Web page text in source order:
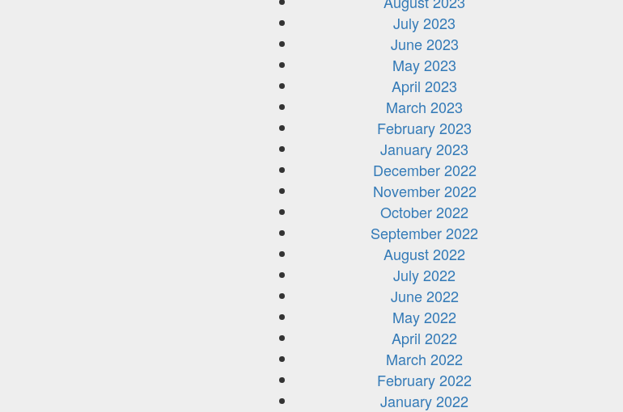
July 2023
June 2023
May 2023
April 2023
March 2023
February 2023
January 2023
December 2022
November 2022
October 2022
September 2022
August 2022
July 2022
June 2022
May 2022
April 2022
March 2022
February 2022
January 2022